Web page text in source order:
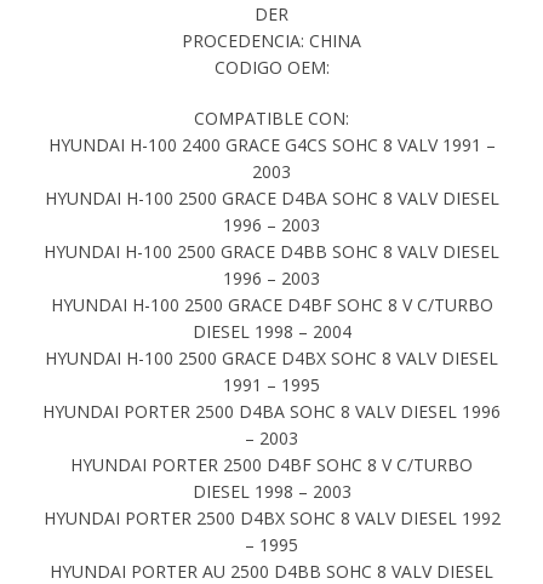
DER
PROCEDENCIA: CHINA
CODIGO OEM:
COMPATIBLE CON:
HYUNDAI H-100 2400 GRACE G4CS SOHC 8 VALV 1991 –
2003
HYUNDAI H-100 2500 GRACE D4BA SOHC 8 VALV DIESEL
1996 – 2003
HYUNDAI H-100 2500 GRACE D4BB SOHC 8 VALV DIESEL
1996 – 2003
HYUNDAI H-100 2500 GRACE D4BF SOHC 8 V C/TURBO
DIESEL 1998 – 2004
HYUNDAI H-100 2500 GRACE D4BX SOHC 8 VALV DIESEL
1991 – 1995
HYUNDAI PORTER 2500 D4BA SOHC 8 VALV DIESEL 1996
– 2003
HYUNDAI PORTER 2500 D4BF SOHC 8 V C/TURBO
DIESEL 1998 – 2003
HYUNDAI PORTER 2500 D4BX SOHC 8 VALV DIESEL 1992
– 1995
HYUNDAI PORTER AU 2500 D4BB SOHC 8 VALV DIESEL